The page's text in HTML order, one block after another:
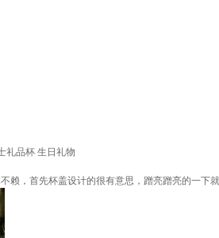
礼品杯 生日礼物
赖，首先杯盖设计的很有意思，蹭亮蹭亮的一